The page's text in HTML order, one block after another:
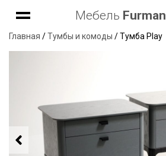
Мебель Furman
Главная /Тумбы и комоды / Тумба Play